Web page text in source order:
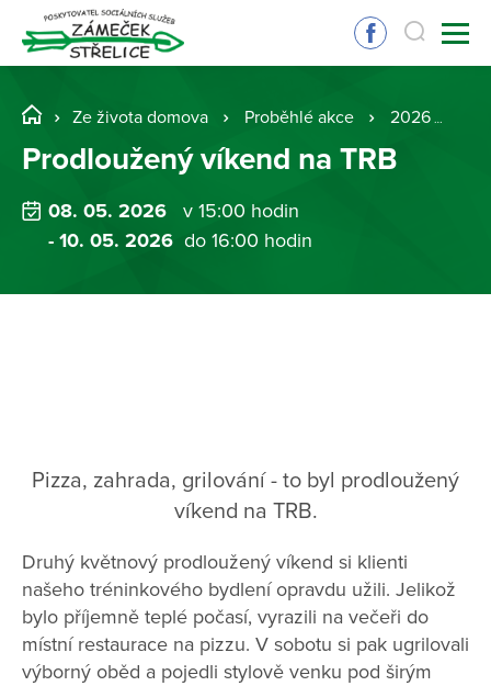
Ze života domova Proběhlé akce 2026
Prodloužený víkend na TRB
08. 05. 2026
v 15:00 hodin
- 10. 05. 2026 do 16:00 hodin
Pizza, zahrada, grilování - to byl prodloužený
víkend na TRB.
Druhý květnový prodloužený víkend si klienti
našeho tréninkového bydlení opravdu užili. Jelikož
bylo příjemně teplé počasí, vyrazili na večeři do
místní restaurace na pizzu. V sobotu si pak ugrilovali
výborný oběd a pojedli stylově venku pod širým